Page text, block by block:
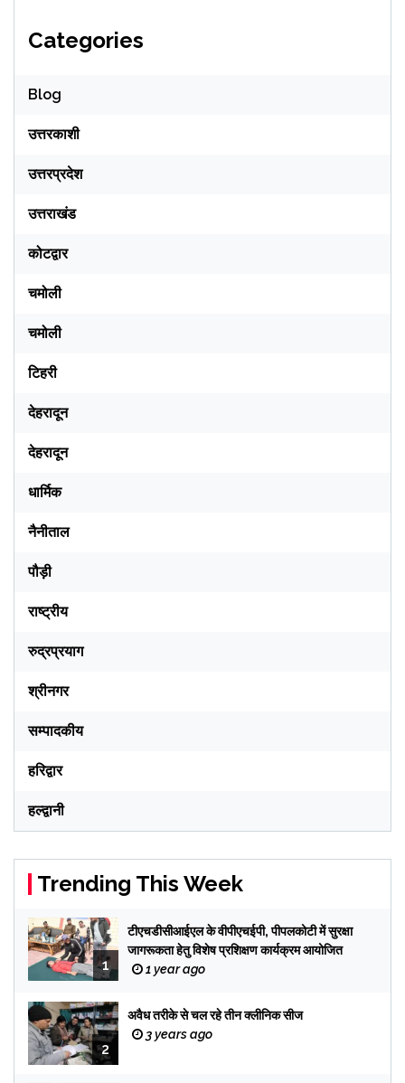
Categories
Blog
उत्तरकाशी
उत्तरप्रदेश
उत्तराखंड
कोटद्वार
चमोली
चमोली
टिहरी
देहरादून
देहरादून
धार्मिक
नैनीताल
पौड़ी
राष्ट्रीय
रुद्रप्रयाग
श्रीनगर
सम्पादकीय
हरिद्वार
हल्द्वानी
Trending This Week
1
टीएचडीसीआईएल के वीपीएचईपी, पीपलकोटी में सुरक्षा
जागरूकता हेतु विशेष प्रशिक्षण कार्यक्रम आयोजित
1 year ago
2
अवैध तरीके से चल रहे तीन क्लीनिक सीज
3 years ago